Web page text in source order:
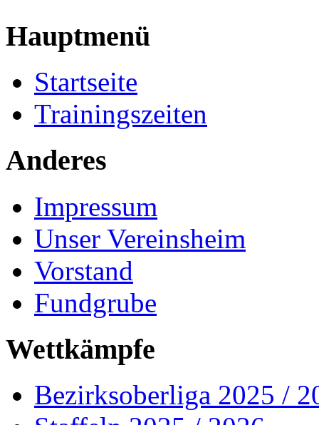
Hauptmenü
Startseite
Trainingszeiten
Anderes
Impressum
Unser Vereinsheim
Vorstand
Fundgrube
Wettkämpfe
Bezirksoberliga 2025 /